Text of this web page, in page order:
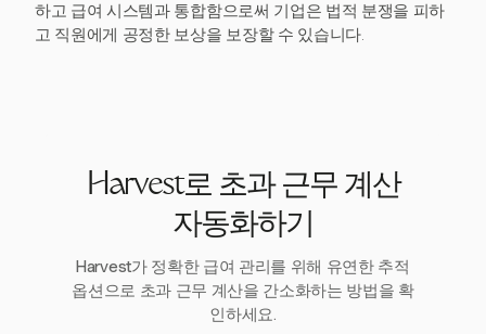
하고 급여 시스템과 통합함으로써 기업은 법적 분쟁을 피하
고 직원에게 공정한 보상을 보장할 수 있습니다.
Harvest로 초과 근무 계산
자동화하기
Harvest가 정확한 급여 관리를 위해 유연한 추적
옵션으로 초과 근무 계산을 간소화하는 방법을 확
인하세요.